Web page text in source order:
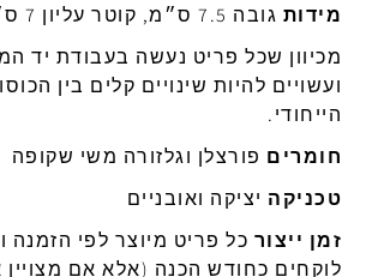
מידות גובה ס״מ, קוטר עליון
מכיוון שכל פריט נעשה בעבודת יד
ועשויים להיות שינויים קלים בין
הייחודי.
חומרים פורצלן וגלזורה משי שקופה
טכניקה יציקה ואובניים
זמן ייצור כל פריט מיוצר לפי הזמנה
לוקחים כחודש הכנה (אלא אם מצויין